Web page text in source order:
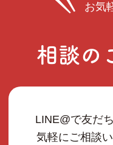
お気
相談の
LINE@で友だ
気軽にご相談